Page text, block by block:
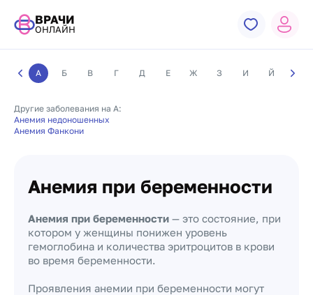
ВРАЧИ
ОНЛАЙН
А Б В Г Д Е Ж З И Й К
Другие заболевания на А:
Анемия недоношенных
Анемия Фанкони
Анемия при беременности
Анемия при беременности — это состояние, при
котором у женщины понижен уровень
гемоглобина и количества эритроцитов в крови
во время беременности.
Проявления анемии при беременности могут